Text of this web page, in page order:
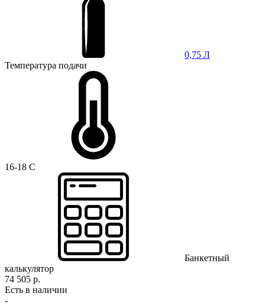
0,75 Л
Температура подачи
16-18 C
Банкетный
калькулятор
74 505 р.
Есть в наличии
-